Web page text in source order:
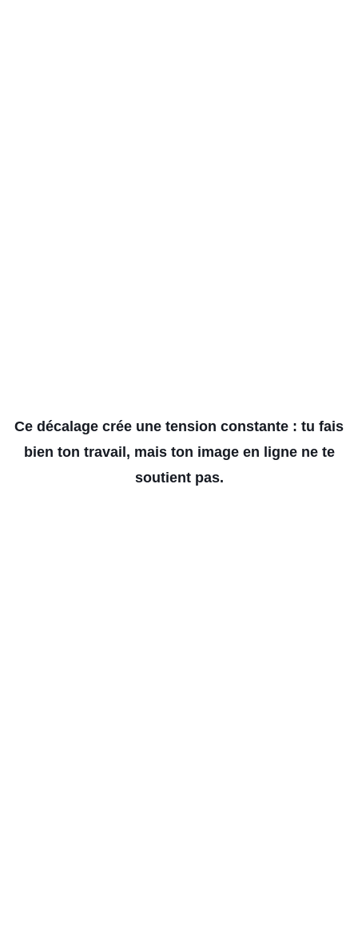
Ce décalage crée une tension constante : tu fais
bien ton travail, mais ton image en ligne ne te
soutient pas.